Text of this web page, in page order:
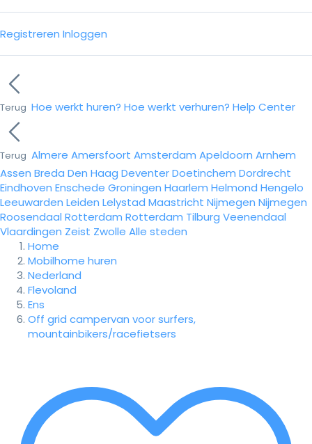
Registreren Inloggen
Terug Hoe werkt huren? Hoe werkt verhuren? Help Center
Terug Almere Amersfoort Amsterdam Apeldoorn Arnhem
Assen Breda Den Haag DeventerDoetinchem Dordrecht
Eindhoven Enschede Groningen Haarlem Helmond Hengelo
Leeuwarden Leiden Lelystad Maastricht Nijmegen Nijmegen
Roosendaal Rotterdam Rotterdam Tilburg Veenendaal
Vlaardingen Zeist Zwolle Alle steden
Home
Mobilhome huren
Nederland
Flevoland
Ens
Off grid campervan voor surfers,
mountainbikers/racefietsers